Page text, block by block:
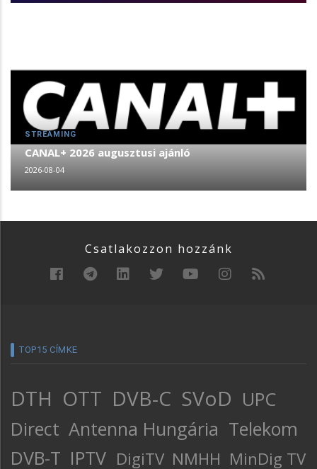
STREAMING
CANAL+ 2026 augusztusi ajánló
2026-08-04
Csatlakozzon hozzánk
TOP15 CÍMKE
DTH OTT DVB-C SVoD UPC
Direct Antenna Hungária Telekom
DVB-T IPTV DigiTV NMHH MinDig TV